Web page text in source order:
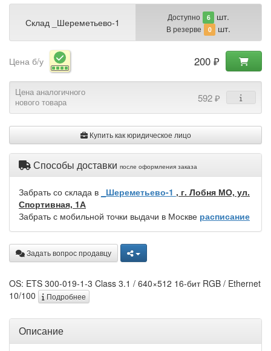
Склад _Шереметьево-1 Доступно 6 шт.
В резерве 0 шт.
Цена б/у 200 ₽
Цена аналогичного
нового товара
592 ₽
Купить как юридическое лицо
Способы доставки после оформления заказа
Забрать со склада в _Шереметьево-1 , г. Лобня МО, ул.
Спортивная, 1А
Забрать с мобильной точки выдачи в Москве расписание
Задать вопрос продавцу
OS: ETS 300-019-1-3 Class 3.1 / 640×512 16-бит RGB / Ethernet
10/100
Подробнее
Описание